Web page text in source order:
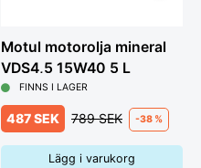
Motul motorolja mineral
VDS4,5 15W40 5 L
FINNS I LAGER
487 SEK 789 SEK -38 %
Lägg i varukorg